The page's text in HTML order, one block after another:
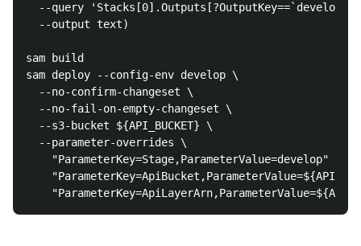
--query 'Stacks[0].Outputs[?OutputKey==`develop-
  --output text)
sam build
sam deploy --config-env develop \
  --no-confirm-changeset \
  --no-fail-on-empty-changeset \
  --s3-bucket ${API_BUCKET} \
  --parameter-overrides \
    "ParameterKey=Stage,ParameterValue=develop" \